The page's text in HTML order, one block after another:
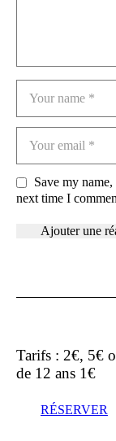
Save my
next time I
Tarifs : 2€, 5€
de 12 ans 1€
RÉSERVER